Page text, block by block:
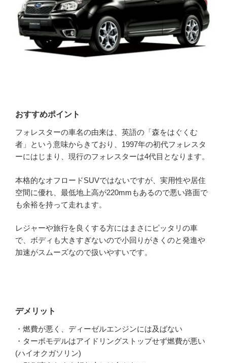
おすすめポイント
フォレスターの車名の由来は、英語の「森をはぐくむ
者」という意味からきており、1997年の初代フォレスタ
ーにはじまり、現行のフォレスターは4代目となります。
本格的なオフロードSUVではないですが、実用性や居住
空間に優れ、最低地上高が220mmもあるので悪い路面で
も余裕を持って走れます。
レジャーや旅行を良くする方にはまさにピッタリの車
で、ボディも大きすぎないので小回りがきくのと発進や
加速がスムーズなので扱いやすいです。
デメリット
・燃費が悪く、ディーゼルエンジンには及ばない
・ターボモデルはアイドリングストップせず燃費が悪い
(ハイオクガソリン)